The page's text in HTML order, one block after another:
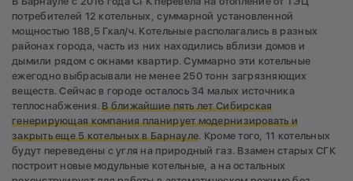
потребителей 12 котельных, суммарной установленной
мощностью 188,5 Гкал/ч. Котельные располагались в разных
районах города, часть из них находились вблизи домов и
дымили рядом с окнами квартир. Суммарно эти котельные
ежегодно выбрасывали не менее 250 тонн загрязняющих
веществ. Сейчас в городе осталось 34 малых источника
теплоснабжения.В ближайшие пять лет Сибирская
генерирующая компания планирует модернизировать и
закрыть еще 5 котельных в Барнауле. Кроме того, 11 котельных
будут переведены с угля на природный газ. Взамен старых СГК
построит новые модульные котельные, а на остальных